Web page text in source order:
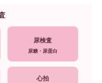
尿検査
尿糖・尿蛋白
心拍